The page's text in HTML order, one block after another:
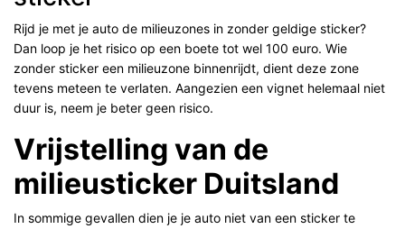
Rijd je met je auto de milieuzones in zonder geldige sticker?
Dan loop je het risico op een boete tot wel 100 euro. Wie
zonder sticker een milieuzone binnenrijdt, dient deze zone
tevens meteen te verlaten. Aangezien een vignet helemaal niet
duur is, neem je beter geen risico.
Vrijstelling van de
milieusticker Duitsland
In sommige gevallen dien je je auto niet van een sticker te